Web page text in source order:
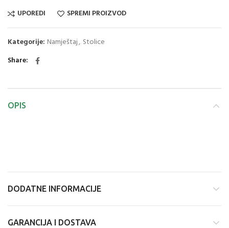
UPOREDI SPREMI PROIZVOD
Kategorije: Namještaj, Stolice
Share
OPIS
DODATNE INFORMACIJE
GARANCIJA I DOSTAVA